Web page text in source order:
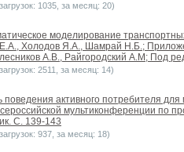
1035, за месяц: 20)
моделирование
Холодов Я.А., Шамрай Н.Б.;
А.В., Райгородский А.М; Под
2511, за месяц: 14)
активного потребителя
мультиконференции по
С. 139-143
937, за месяц: 18)